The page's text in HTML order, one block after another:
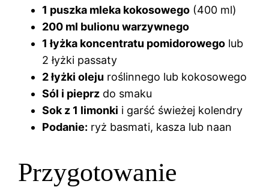
1 puszka mleka kokosowego (400 ml)
200 ml bulionu warzywnego
1 łyżka koncentratu pomidorowego lub
2 łyżki passaty
2 łyżki oleju roślinnego lub kokosowego
Sól i pieprz do smaku
Sok z 1 limonki i garść świeżej kolendry
Podanie: ryż basmati, kasza lub naan
Przygotowanie